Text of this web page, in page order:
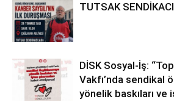
TUTSAK
DİSK Sosyal-İş:
Vakfı’nda sendikal
yönelik baskıları ve